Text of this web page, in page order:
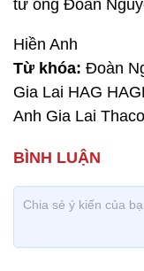
từ ông Đoàn
Hiền Anh
Từ khóa: Đoàn
Gia Lai HAG
Anh Gia Lai